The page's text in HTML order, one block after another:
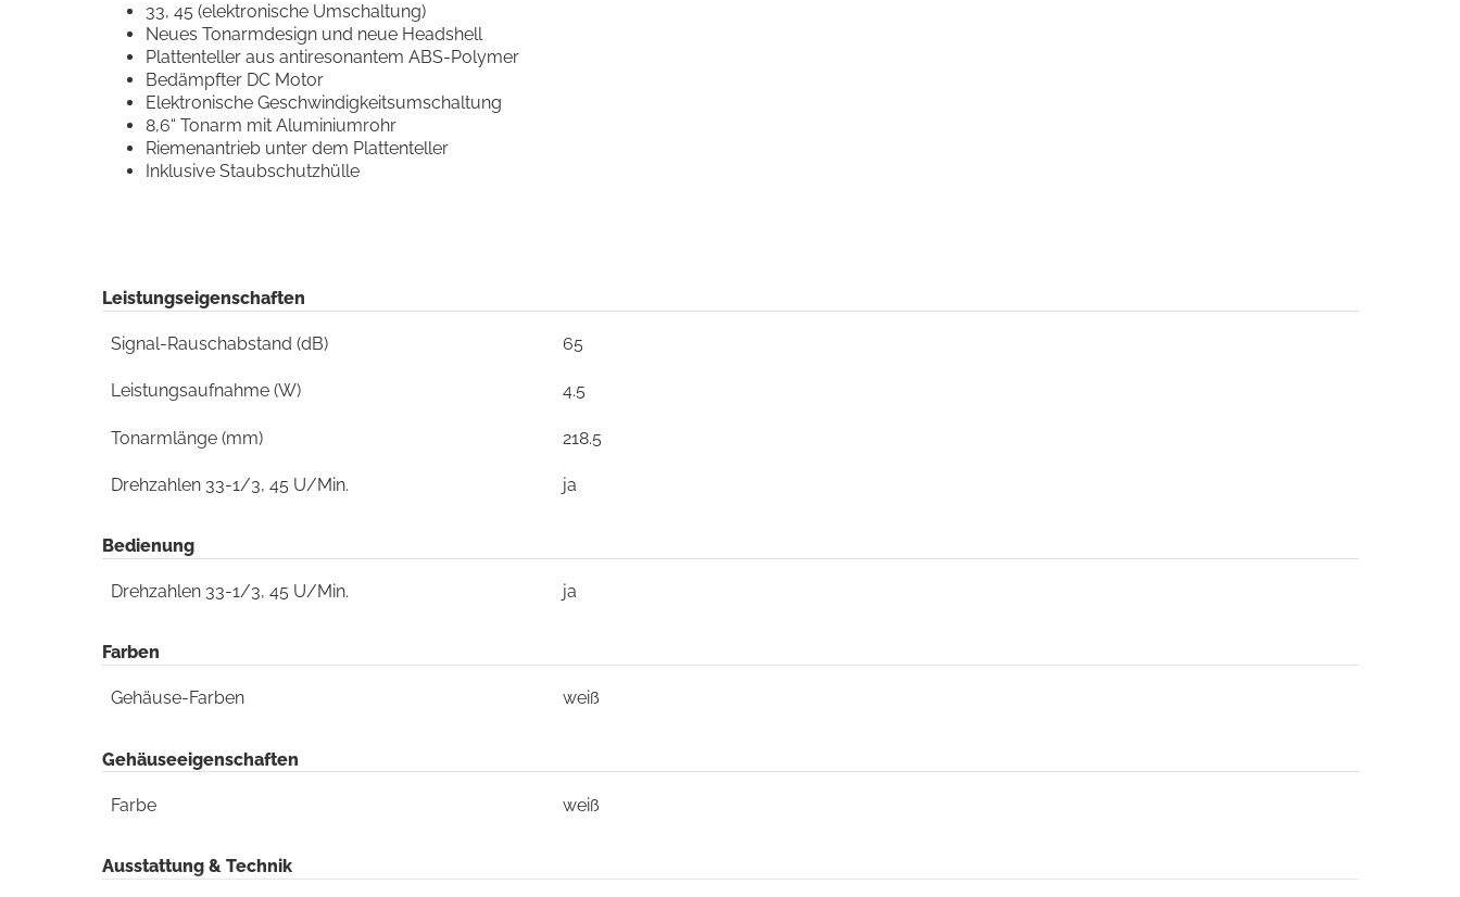
33, 45 (elektronische Umschaltung)
Neues Tonarmdesign und neue Headshell
Plattenteller aus antiresonantem ABS-Polymer
Bedämpfter DC Motor
Elektronische Geschwindigkeitsumschaltung
8,6“ Tonarm mit Aluminiumrohr
Riemenantrieb unter dem Plattenteller
Inklusive Staubschutzhülle
Leistungseigenschaften
Signal-Rauschabstand (dB) 65
Leistungsaufnahme (W) 4.5
Tonarmlänge (mm) 218.5
Drehzahlen 33-1/3, 45 U/Min. ja
Bedienung
Drehzahlen 33-1/3, 45 U/Min. ja
Farben
Gehäuse-Farben weiß
Gehäuseeigenschaften
Farbe weiß
Ausstattung & Technik